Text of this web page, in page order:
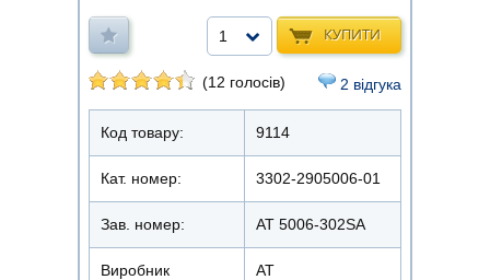
КУПИТИ
1
(12 голосів) 2 відгука
Код товару: 9114
Кат. номер: 3302-2905006-01
Зав. номер: AT 5006-302SA
Виробник АТ